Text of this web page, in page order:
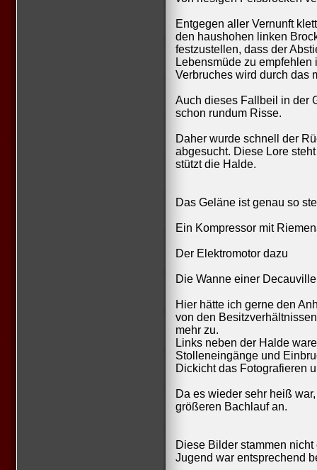
Entgegen aller Vernunft
den haushohen linken
festzustellen, dass der
Lebensmüde zu
Verbruches wird durch das
Auch dieses Fallbeil in der
schon rundum Risse.
Daher wurde schnell der
abgesucht. Diese Lore
stützt die Halde.
Das Geläne ist genau so
Ein Kompressor mit
Der Elektromotor dazu
Die Wanne einer
Hier hätte ich gerne den
von den
mehr zu.
Links neben der Halde
Stolleneingänge und
Dickicht das Fotografieren
Da es wieder sehr heiß
größeren Bachlauf an.
Diese Bilder stammen
Jugend war entsprechend